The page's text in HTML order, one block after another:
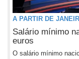
A PARTIR DE
Salário mínimo
euros
O salário mínimo